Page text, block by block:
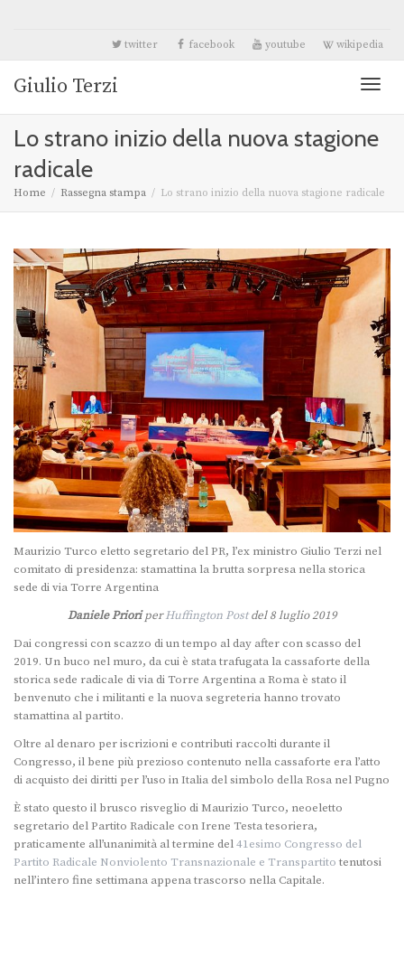
twitter facebook youtube wikipedia
Giulio Terzi
Lo strano inizio della nuova stagione
radicale
Home Rassegna stampa Lo strano inizio della nuova stagione radicale
Maurizio Turco eletto segretario del PR, l’ex ministro Giulio Terzi nel
comitato di presidenza: stamattina la brutta sorpresa nella storica
sede di via Torre Argentina
Daniele PrioriperHuffington Postdel 8 luglio 2019
Dai congressi con scazzo di un tempo al day after con scasso del
2019. Un buco nel muro, da cui è stata trafugata la cassaforte della
storica sede radicale di via di Torre Argentina a Roma è stato il
benvenuto che i militanti e la nuova segreteria hanno trovato
stamattina al partito.
Oltre al denaro per iscrizioni e contributi raccolti durante il
Congresso, il bene più prezioso contenuto nella cassaforte era l’atto
di acquisto dei diritti per l’uso in Italia del simbolo della Rosa nel Pugno
È stato questo il brusco risveglio di Maurizio Turco, neoeletto
segretario del Partito Radicale con Irene Testa tesoriera,
praticamente all’unanimità al termine del41esimo Congresso del
Partito Radicale Nonviolento Transnazionale e Transpartito tenutosi
nell’intero fine settimana appena trascorso nella Capitale.